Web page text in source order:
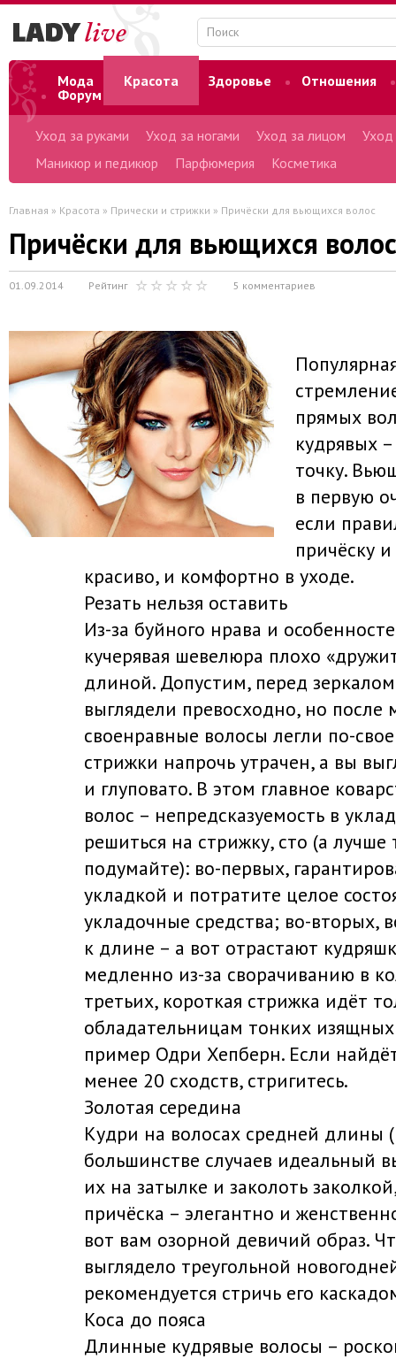
Мода Красота Здоровье
Отношения
Форум
Уход за руками Уход за ногами Уход за лицом
Уход
Маникюр и педикюр
Парфюмерия Косметика
Главная » Красота » Прически и стрижки » Причёски для вьющихся волос
Причёски для вьющихся волос
01.09.2014 Рейтинг 5 комментариев
прямых
кудрявых
точку.
в первую
если
причёску
красиво, и комфортно в уходе.
Резать нельзя оставить
Из-за буйного нрава и
кучерявая шевелюра плохо
длиной. Допустим, перед
выглядели превосходно, но после
своенравные волосы легли по-
стрижки напрочь утрачен, а вы
и глуповато. В этом главное
волос – непредсказуемость в
решиться на стрижку, сто (а лучше
подумайте): во-первых,
укладкой и потратите целое
укладочные средства; во-вторых,
к длине – а вот отрастают
медленно из-за сворачиванию в
третьих, короткая стрижка идёт
обладательницам тонких
пример Одри Хепберн. Если
менее 20 сходств, стригитесь.
Золотая середина
Кудри на волосах средней длины
большинстве случаев идеальный
их на затылке и заколоть
причёска – элегантно и
вот вам озорной девичий образ.
выглядело треугольной
рекомендуется стричь его
Коса до пояса
Длинные кудрявые волосы –